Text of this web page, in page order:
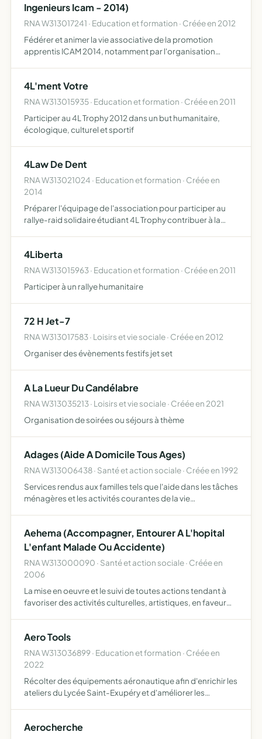
Ingenieurs Icam - 2014)
RNA W313017241 · Education et formation · Créée en 2012
Fédérer et animer la vie associative de la promotion
apprentis ICAM 2014, notamment par l'organisation
étudiants…
4L'ment Votre
RNA W313015935 · Education et formation · Créée en 2011
Participer au 4L Trophy 2012 dans un but humanitaire,
écologique, culturel et sportif
4Law De Dent
RNA W313021024 · Education et formation · Créée en
2014
Préparer l'équipage de l'association pour participer au
rallye-raid solidaire étudiant 4L Trophy contribuer à la
4Liberta
RNA W313015963 · Education et formation · Créée en 2011
Participer à un rallye humanitaire
72 H Jet-7
RNA W313017583 · Loisirs et vie sociale · Créée en 2012
Organiser des évènements festifs jet set
A La Lueur Du Candélabre
RNA W313035213 · Loisirs et vie sociale · Créée en 2021
Organisation de soirées ou séjours à thème
Adages (Aide A Domicile Tous Ages)
RNA W313006438 · Santé et action sociale · Créée en 1992
Services rendus aux familles tels que l'aide dans les tâches
ménagères et les activités courantes de la vie
Aehema (Accompagner, Entourer A L'hopital
L'enfant Malade Ou Accidente)
RNA W313000090 · Santé et action sociale · Créée en
2006
La mise en oeuvre et le suivi de toutes actions tendant à
favoriser des activités culturelles, artistiques, en faveur
Aero Tools
RNA W313036899 · Education et formation · Créée en
2022
Récolter des équipements aéronautique afin d'enrichir les
ateliers du Lycée Saint-Exupéry et d'améliorer les
Aerocherche